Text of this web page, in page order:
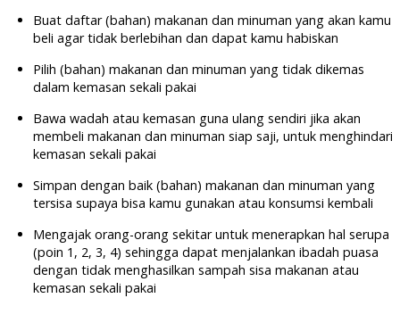
Buat daftar (bahan) makanan dan minuman yang akan kamu
beli agar tidak berlebihan dan dapat kamu habiskan
Pilih (bahan) makanan dan minuman yang tidak dikemas
dalam kemasan sekali pakai
Bawa wadah atau kemasan guna ulang sendiri jika akan
membeli makanan dan minuman siap saji, untuk menghindari
kemasan sekali pakai
Simpan dengan baik (bahan) makanan dan minuman yang
tersisa supaya bisa kamu gunakan atau konsumsi kembali
Mengajak orang-orang sekitar untuk menerapkan hal serupa
(poin 1, 2, 3, 4) sehingga dapat menjalankan ibadah puasa
dengan tidak menghasilkan sampah sisa makanan atau
kemasan sekali pakai